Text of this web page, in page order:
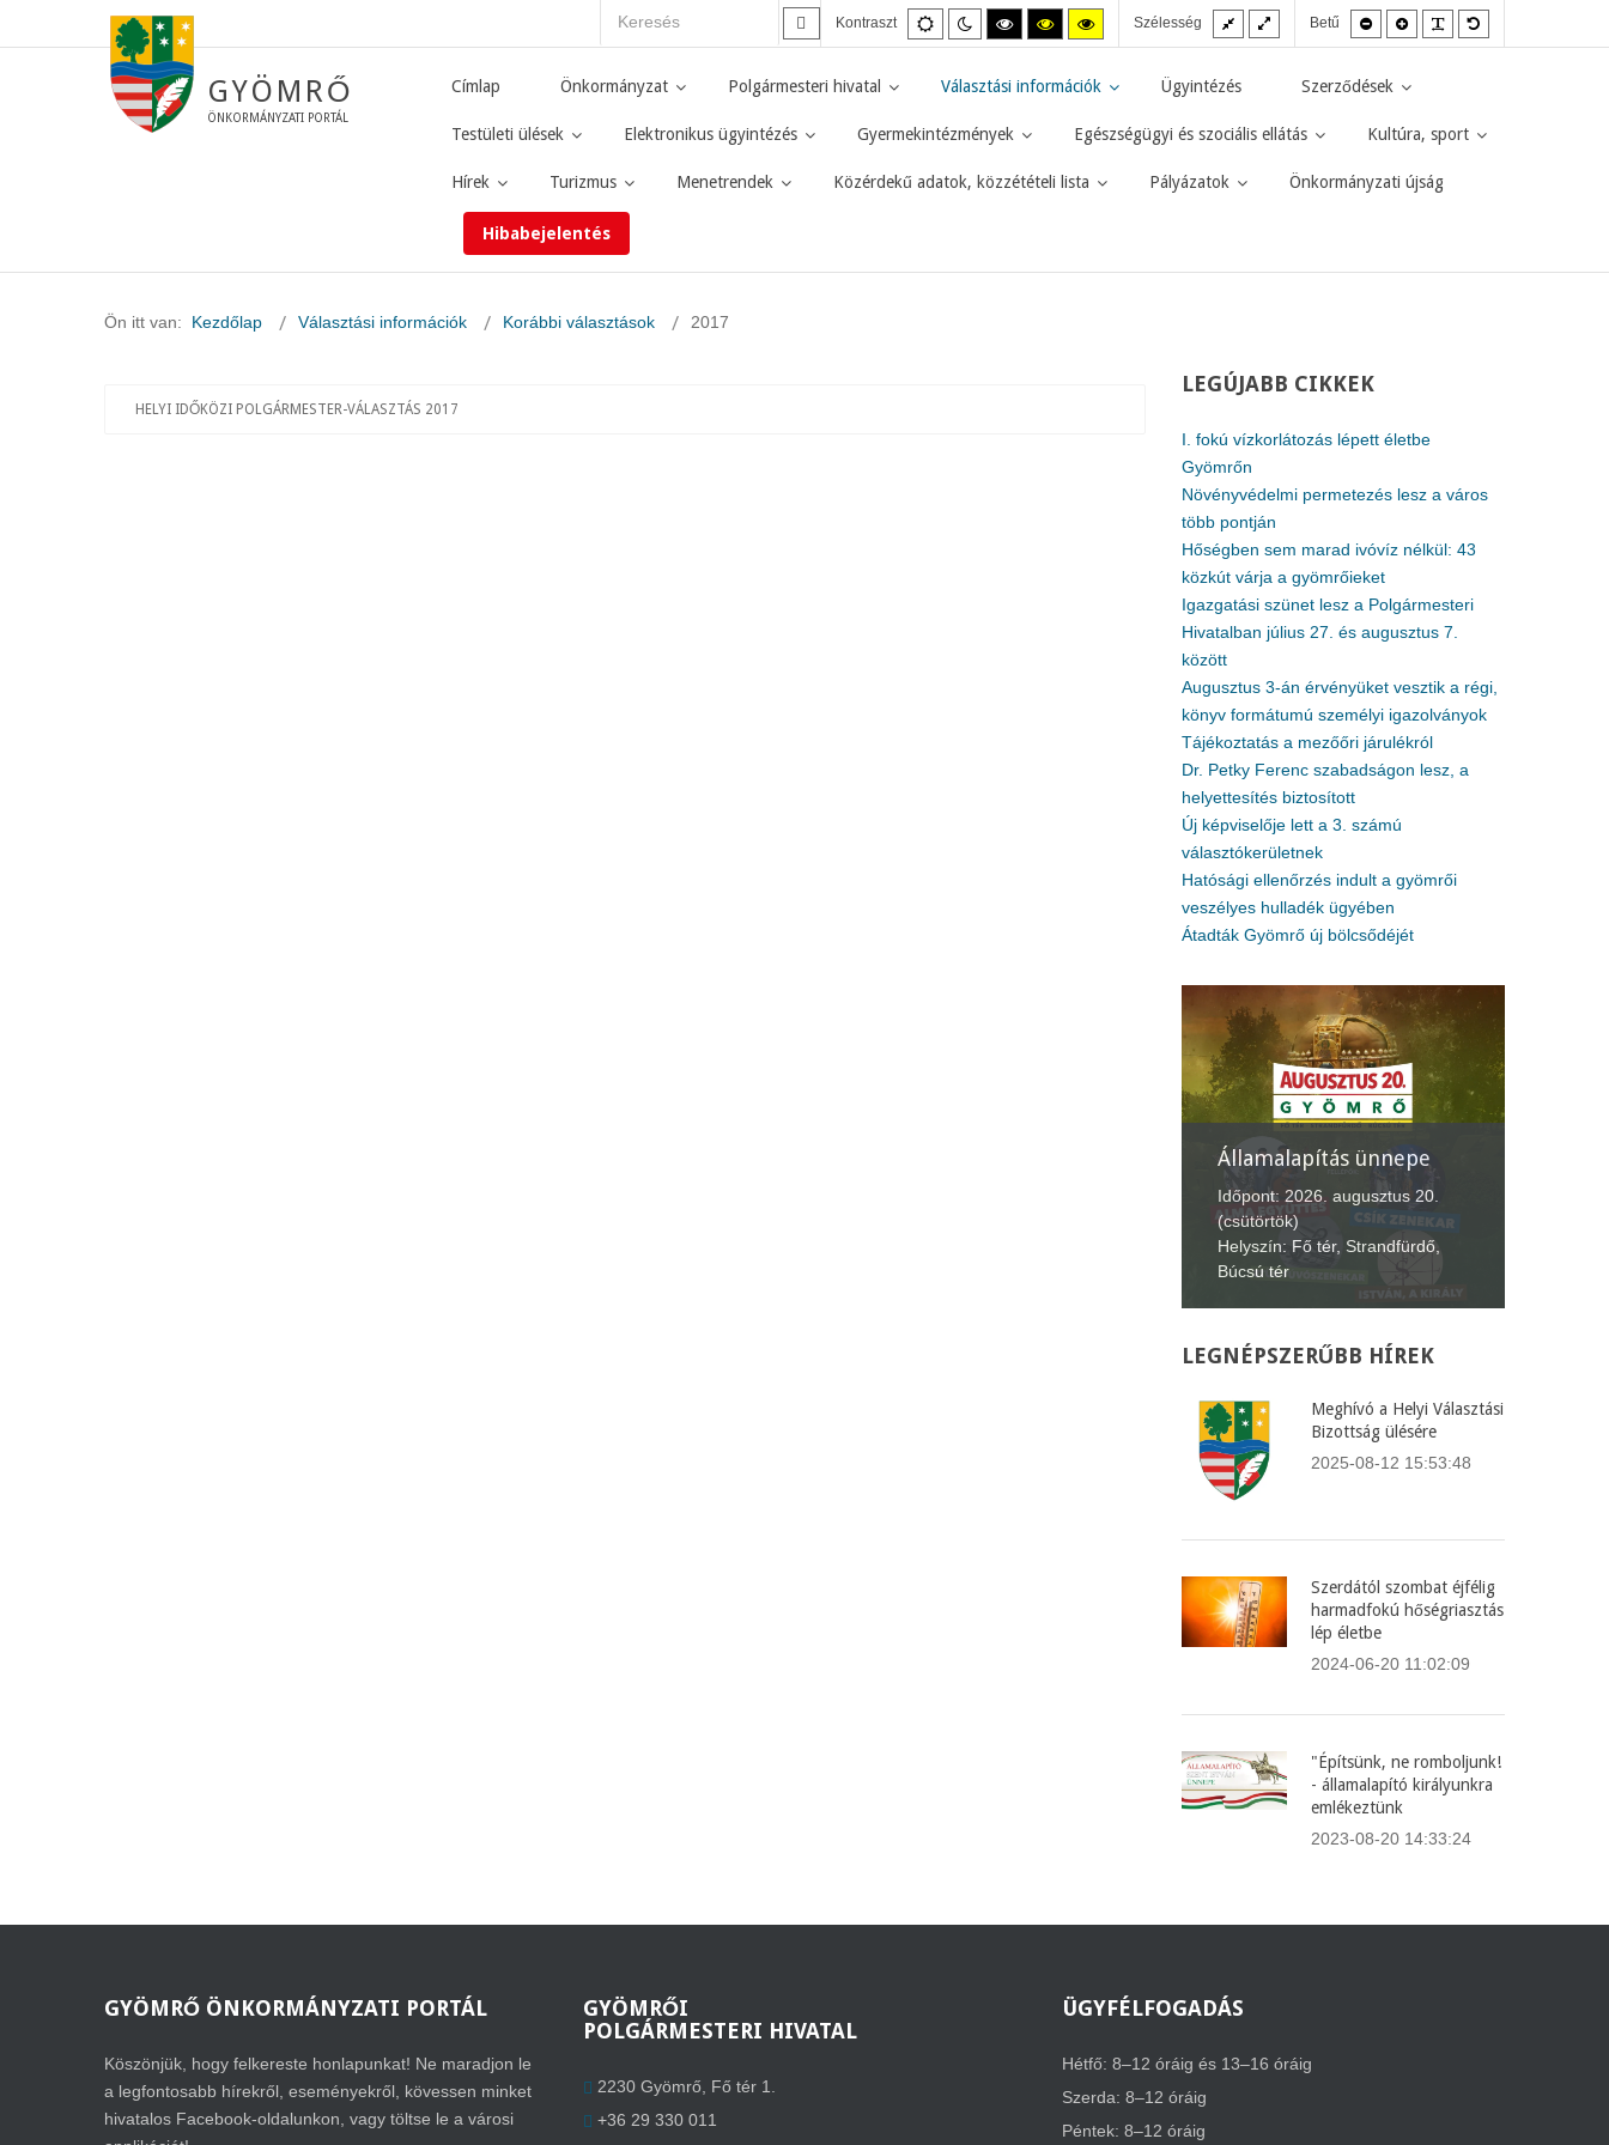
Kontraszt
Alapértelmezett
mód
Éjszakai
mód
Magas
kontraszt
mód.
Magas
kontraszt
mód.
Magas
kontraszt
mód.
Szélesség
Fix
elrendezés
Széles
elrendezés
Betű
Kisebb
betűméret
Nagyobb
betűméret
GYÖMRŐ
ÖNKORMÁNYZATI PORTÁL
Címlap Önkormányzat Polgármesteri hivatal Választási információk Ügyintézés Szerződések
Testületi ülések Elektronikus ügyintézés Gyermekintézmények Egészségügyi és szociális ellátás Kultúra, sport
Hírek Turizmus Menetrendek Közérdekű adatok, közzétételi lista Pályázatok Önkormányzati újság
Hibabejelentés
Ön itt van: Kezdőlap Választási információk Korábbi választások 2017
HELYI IDŐKÖZI POLGÁRMESTER-VÁLASZTÁS 2017
LEGÚJABB CIKKEK
I. fokú vízkorlátozás lépett életbe
Gyömrőn
Növényvédelmi permetezés lesz a város
több pontján
Hőségben sem marad ivóvíz nélkül: 43
közkút várja a gyömrőieket
Igazgatási szünet lesz a Polgármesteri
Hivatalban július 27. és augusztus 7.
között
Augusztus 3-án érvényüket vesztik a régi,
könyv formátumú személyi igazolványok
Tájékoztatás a mezőőri járulékról
Dr. Petky Ferenc szabadságon lesz, a
helyettesítés biztosított
Új képviselője lett a 3. számú
választókerületnek
Hatósági ellenőrzés indult a gyömrői
veszélyes hulladék ügyében
Átadták Gyömrő új bölcsődéjét
Államalapítás ünnepe
Időpont: 2026. augusztus 20.
(csütörtök)
Helyszín: Fő tér, Strandfürdő,
Búcsú tér
LEGNÉPSZERŰBB HÍREK
Meghívó a Helyi Választási
Bizottság ülésére
2025-08-12 15:53:48
Szerdától szombat éjfélig
harmadfokú hőségriasztás
lép életbe
2024-06-20 11:02:09
"Építsünk, ne romboljunk!
- államalapító királyunkra
emlékeztünk
2023-08-20 14:33:24
GYÖMRŐ ÖNKORMÁNYZATI PORTÁL
Köszönjük, hogy felkereste honlapunkat! Ne maradjon le
a legfontosabb hírekről, eseményekről, kövessen minket
hivatalos Facebook-oldalunkon, vagy töltse le a városi
GYÖMRŐI
POLGÁRMESTERI HIVATAL
2230 Gyömrő, Fő tér 1.
+36 29 330 011
ÜGYFÉLFOGADÁS
Hétfő: 8–12 óráig és 13–16 óráig
Szerda: 8–12 óráig
Péntek: 8–12 óráig